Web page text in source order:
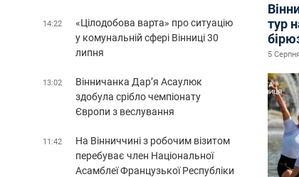
тур
5
14:22
«Цілодобова варта» про ситуацію
у комунальній сфері Вінниці 30
липня
13:02
Вінничанка Дар’я Асаулюк
здобула срібло чемпіонату
Європи з веслування
11:42
На Вінниччині з робочим візитом
перебуває член Національної
Асамблеї Французької Республіки